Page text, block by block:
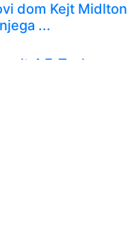
dom Kejt Midlton
...
4 E-Tech
Šalke
remi...